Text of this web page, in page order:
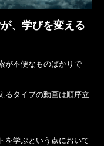
、学びを変える
が不便なものばかりで
るタイプの動画は順序立
を学ぶという点において